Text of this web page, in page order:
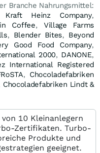
Branche Nahrungsmittel:
Kraft Heinz Company,
Coffee, Village Farms
, Blender Bites, Beyond
Good Food Company,
2000, DANONE,
International Registered
, Chocoladefabriken
Chocoladefabriken Lindt &
10 Kleinanlegern
Zertifikaten. Turbo-
Produkte und
geeignet.